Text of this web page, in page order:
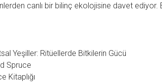
canlı bir bilinç ekolojisine davet ediyor.
Yeşiller: Ritüellerde Bitkilerin Gücü
Spruce
Kitaplığı